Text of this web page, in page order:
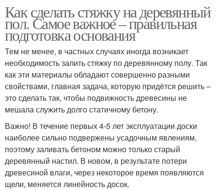
Как сделать стяжку на деревянный
пол. Самое важное – правильная
подготовка основания
Тем не менее, в частных случаях иногда возникает
необходимость залить стяжку по деревянному полу. Так
как эти материалы обладают совершенно разными
свойствами, главная задача, которую придётся решить –
это сделать так, чтобы подвижность древесины не
мешала служить долго статичному бетону.
Важно! В течение первых 4-5 лет эксплуатации доски
наиболее сильно подвержены усадочным явлениям,
поэтому заливать бетоном можно только старый
деревянный настил. В новом, в результате потери
древесиной влаги, через некоторое время появляются
щели, меняется линейность досок.